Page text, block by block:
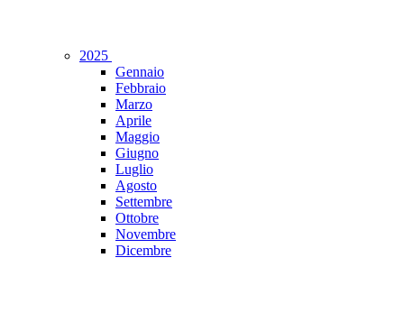
2025
Gennaio
Febbraio
Marzo
Aprile
Maggio
Giugno
Luglio
Agosto
Settembre
Ottobre
Novembre
Dicembre